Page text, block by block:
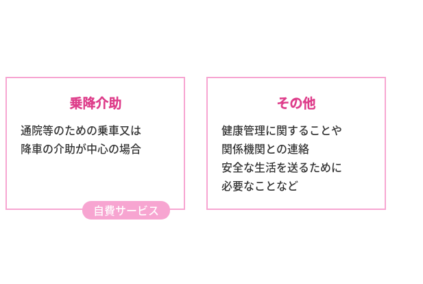
乗降介助
通院等のための乗車又は
降車の介助が中心の場合
自費サービス
その他
健康管理に関することや
関係機関との連絡
安全な生活を送るために
必要なことなど